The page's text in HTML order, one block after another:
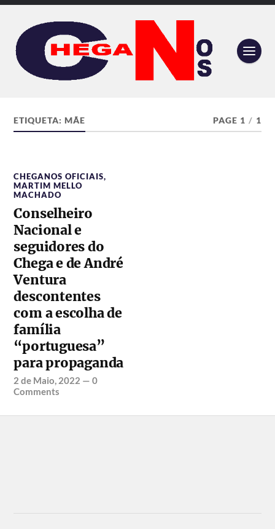
ETIQUETA:MÃE PAGE 1 / 1
CHEGANOS OFICIAIS,
MARTIM MELLO
MACHADO
Conselheiro
Nacional e
seguidores do
Chega e de André
Ventura
descontentes
com a escolha de
família
“portuguesa”
para propaganda
2 de Maio, 2022 —0
Comments